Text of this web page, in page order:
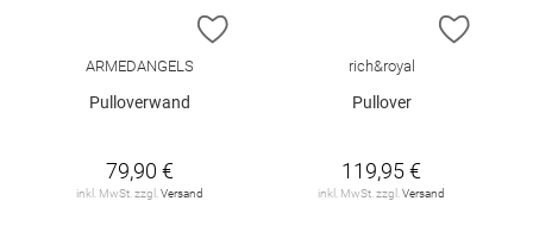
ZUR WUNSCHLISTE HINZUFÜGEN
ARMEDANGELS
Pulloverwand
79,90 €
inkl. MwSt. zzgl. Versand
ZUR
rich&royal
Pullover
119,95 €
inkl. MwSt. zzgl. Versand